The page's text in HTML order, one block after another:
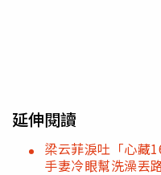
延伸閱讀
梁云菲淚吐「心
手妻冷眼幫洗澡丟